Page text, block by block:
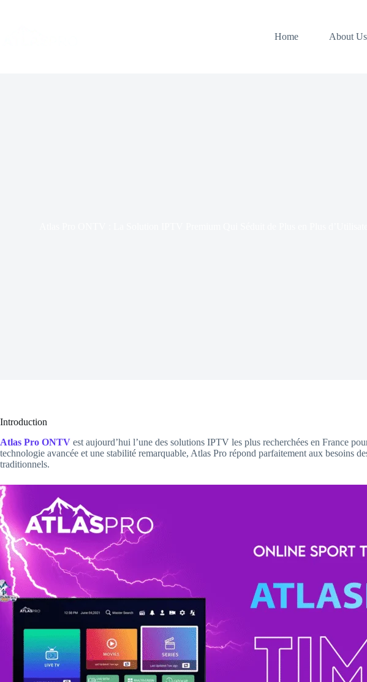
Home
About Us
Introduction
Atlas Pro ONTV est aujourd’hui l’une des solutions IPTV les plus recherchées en France
technologie avancée et une stabilité remarquable, Atlas Pro répond parfaitement aux besoins
traditionnels.